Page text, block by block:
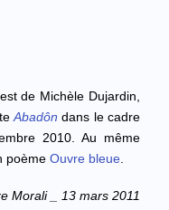
de Michèle Dujardin,
Abadôn dans le cadre
2010. Au même
poème Ouvre bleue.
Morali _ 13 mars 2011